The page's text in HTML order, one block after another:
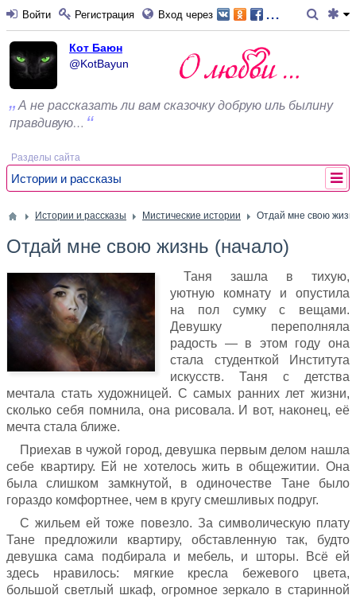
Войти Регистрация Вход через ...
Кот Баюн
@KotBayun
А не рассказать ли вам сказочку добрую иль былину
правдивую…
Разделы сайта
Истории и рассказы
Истории и рассказы Мистические истории Отдай мне свою
Отдай мне свою жизнь (начало)
Таня зашла в тихую,
уютную комнату и опустила
на пол сумку с вещами.
Девушку переполняла
радость — в этом году она
стала студенткой Института
искусств. Таня с детства
мечтала стать художницей. С самых ранних лет жизни,
сколько себя помнила, она рисовала. И вот, наконец, её
мечта стала ближе.
Приехав в чужой город, девушка первым делом нашла
себе квартиру. Ей не хотелось жить в общежитии. Она
была слишком замкнутой, в одиночестве Тане было
гораздо комфортнее, чем в кругу смешливых подруг.
С жильем ей тоже повезло. За символическую плату
Тане предложили квартиру, обставленную так, будто
девушка сама подбирала и мебель, и шторы. Всё ей
здесь нравилось: мягкие кресла бежевого цвета,
большой светлый шкаф, огромное зеркало в старинной